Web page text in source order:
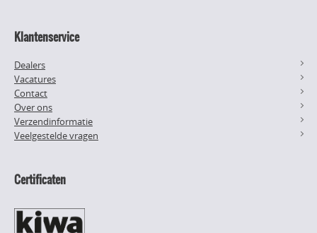
Klantenservice
Dealers
Vacatures
Contact
Over ons
Verzendinformatie
Veelgestelde vragen
Certificaten